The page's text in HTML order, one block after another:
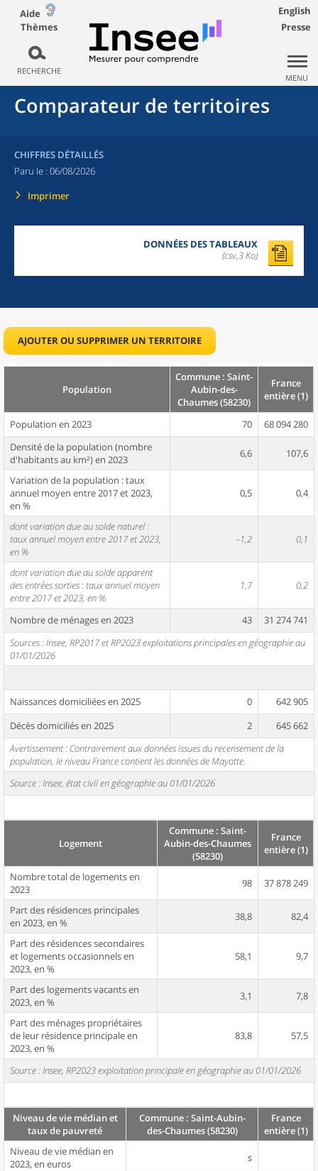
Aide
Thèmes
RECHERCHE
English
Presse
MENU
Comparateur de territoires
CHIFFRES DÉTAILLÉS
Paru le : 06/08/2026
Imprimer
DONNÉES DES TABLEAUX
(csv,3 Ko)
AJOUTER OU SUPPRIMER UN TERRITOIRE
Population
Commune : Saint-
Aubin-des-
Chaumes (58230)
France
entière (1)
Population en 2023 70
68 094 280
Densité de la population (nombre
d'habitants au km²) en 2023
6,6 107,6
Variation de la population : taux
annuel moyen entre 2017 et 2023,
en %
0,5 0,4
dont variation due au solde naturel :
taux annuel moyen entre 2017 et 2023,
en %
–1,2 0,1
dont variation due au solde apparent
des entrées sorties : taux annuel moyen
entre 2017 et 2023, en %
1,7 0,2
Nombre de ménages en 2023 43
31 274 741
Sources : Insee, RP2017 et RP2023 exploitations principales en géographie au
01/01/2026
Naissances domiciliées en 2025 0
642 905
Décès domiciliés en 2025
2
645 662
Avertissement : Contrairement aux données issues du recensement de la
population, le niveau France contient les données de Mayotte.
Source : Insee, état civil en géographie au 01/01/2026
Logement
Commune : Saint-
Aubin-des-Chaumes
(58230)
France
entière (1)
Nombre total de logements en
2023
98 37 878 249
Part des résidences principales
en 2023, en %
38,8 82,4
Part des résidences secondaires
et logements occasionnels en
2023, en %
58,1 9,7
Part des logements vacants en
2023, en %
3,1 7,8
Part des ménages propriétaires
de leur résidence principale en
2023, en %
83,8 57,5
Source : Insee, RP2023 exploitation principale en géographie au 01/01/2026
Niveau de vie médian et
taux de pauvreté
Commune : Saint-Aubin-
des-Chaumes (58230)
France
entière (1)
Niveau de vie médian en
2023, en euros
s